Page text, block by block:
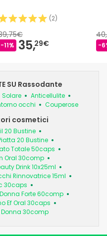
(2)
-11% 35,29€ -
SU Rassodante
Solare
Anticellulite
occhi Couperose
cosmetici
20 Bustine
20 Bustine
Totale 50caps
Oral 30comp
Drink 10x25ml
Rinnovatrice 15ml
30caps
Forte 60comp
Ef Oral 30caps
Donna 30comp